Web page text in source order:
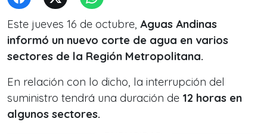
Este jueves 16 de octubre, Aguas Andinas
informó un nuevo corte de agua en varios
sectores de la Región Metropolitana.
En relación con lo dicho, la interrupción del
suministro tendrá una duración de 12 horas en
algunos sectores.